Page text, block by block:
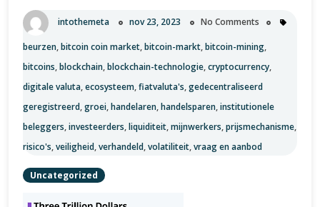
intothemeta nov 23, 2023 No Comments
beurzen,bitcoin coin market,bitcoin-markt,bitcoin-mining,
bitcoins,blockchain,blockchain-technologie,cryptocurrency,
digitale valuta,ecosysteem,fiatvaluta's,gedecentraliseerd
geregistreerd,groei,handelaren,handelsparen,institutionele
beleggers,investeerders,liquiditeit,mijnwerkers,prijsmechanisme,
risico's,veiligheid,verhandeld,volatiliteit,vraag en aanbod
Uncategorized